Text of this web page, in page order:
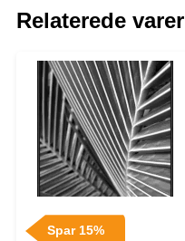
Relaterede varer
Spar 15%